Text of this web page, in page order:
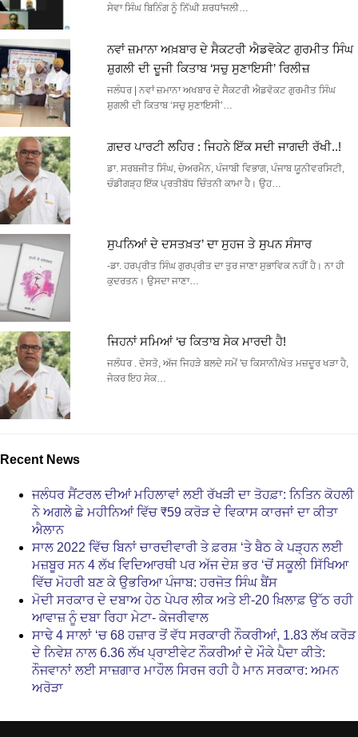
ਸੇਵਾ ਸਿੰਘ ਬਿਨਿੰਗ ਨੂੰ ਨਿੱਘੀ ਸ਼ਰਧਾਂਜਲੀ…
ਨਵਾਂ ਜ਼ਮਾਨਾ ਅਖ਼ਬਾਰ ਦੇ ਸੈਕਟਰੀ ਐਡਵੋਕੇਟ ਗੁਰਮੀਤ ਸਿੰਘ
ਸ਼ੁਗਲੀ ਦੀ ਦੂਜੀ ਕਿਤਾਬ ‘ਸਚੁ ਸੁਣਾਇਸੀ’ ਰਿਲੀਜ਼
ਜਲੰਧਰ | ਨਵਾਂ ਜ਼ਮਾਨਾ ਅਖਬਾਰ ਦੇ ਸੈਕਟਰੀ ਐਡਵੋਕਟ ਗੁਰਮੀਤ ਸਿੰਘ
ਸ਼ੁਗਲੀ ਦੀ ਕਿਤਾਬ ‘ਸਚੁ ਸੁਣਾਇਸੀ’…
ਗ਼ਦਰ ਪਾਰਟੀ ਲਹਿਰ : ਜਿਹਨੇ ਇੱਕ ਸਦੀ ਜਾਗਦੀ ਰੱਖੀ..!
ਡਾ. ਸਰਬਜੀਤ ਸਿੰਘ, ਚੇਅਰਮੈਨ, ਪੰਜਾਬੀ ਵਿਭਾਗ, ਪੰਜਾਬ ਯੂਨੀਵਰਸਿਟੀ,
ਚੰਡੀਗੜ੍ਹ ਇੱਕ ਪ੍ਰਤੀਬੱਧ ਚਿੰਤਨੀ ਕਾਮਾ ਹੈ। ਉਹ…
ਸੁਪਨਿਆਂ ਦੇ ਦਸਤਖ਼ਤ’ ਦਾ ਸੁਹਜ ਤੇ ਸੁਪਨ ਸੰਸਾਰ
-ਡਾ. ਹਰਪ੍ਰੀਤ ਸਿੰਘ ਗੁਰਪ੍ਰੀਤ ਦਾ ਤੁਰ ਜਾਣਾ ਸੁਭਾਵਿਕ ਨਹੀਂ ਹੈ। ਨਾ ਹੀ
ਕੁਦਰਤਨ। ਉਸਦਾ ਜਾਣਾ…
ਜਿਹਨਾਂ ਸਮਿਆਂ ‘ਚ ਕਿਤਾਬ ਸੇਕ ਮਾਰਦੀ ਹੈ!
ਜਲੰਧਰ . ਦੋਸਤੋ, ਅੱਜ ਜਿਹੜੇ ਬਲਦੇ ਸਮੇਂ 'ਚ ਕਿਸਾਨੀ/ਖੇਤ ਮਜ਼ਦੂਰ ਖੜਾ ਹੈ,
ਜੇਕਰ ਇਹ ਸੇਕ…
Recent News
ਜਲੰਧਰ ਸੈਂਟਰਲ ਦੀਆਂ ਮਹਿਲਾਵਾਂ ਲਈ ਰੱਖੜੀ ਦਾ ਤੋਹਫ਼ਾ: ਨਿਤਿਨ ਕੋਹਲੀ
ਨੇ ਅਗਲੇ ਛੇ ਮਹੀਨਿਆਂ ਵਿੱਚ ₹59 ਕਰੋੜ ਦੇ ਵਿਕਾਸ ਕਾਰਜਾਂ ਦਾ ਕੀਤਾ
ਐਲਾਨ
ਸਾਲ 2022 ਵਿੱਚ ਬਿਨਾਂ ਚਾਰਦੀਵਾਰੀ ਤੇ ਫ਼ਰਸ਼ ‘ਤੇ ਬੈਠ ਕੇ ਪੜ੍ਹਨ ਲਈ
ਮਜ਼ਬੂਰ ਸਨ 4 ਲੱਖ ਵਿਦਿਆਰਥੀ ਪਰ ਅੱਜ ਦੇਸ਼ ਭਰ ‘ਚੋਂ ਸਕੂਲੀ ਸਿੱਖਿਆ
ਵਿੱਚ ਮੋਹਰੀ ਬਣ ਕੇ ਉਭਰਿਆ ਪੰਜਾਬ: ਹਰਜੋਤ ਸਿੰਘ ਬੈਂਸ
ਮੋਦੀ ਸਰਕਾਰ ਦੇ ਦਬਾਅ ਹੇਠ ਪੇਪਰ ਲੀਕ ਅਤੇ ਈ-20 ਖ਼ਿਲਾਫ਼ ਉੱਠ ਰਹੀ
ਆਵਾਜ਼ ਨੂੰ ਦਬਾ ਰਿਹਾ ਮੇਟਾ- ਕੇਜਰੀਵਾਲ
ਸਾਢੇ 4 ਸਾਲਾਂ ‘ਚ 68 ਹਜ਼ਾਰ ਤੋਂ ਵੱਧ ਸਰਕਾਰੀ ਨੌਕਰੀਆਂ, 1.83 ਲੱਖ ਕਰੋੜ
ਦੇ ਨਿਵੇਸ਼ ਨਾਲ 6.36 ਲੱਖ ਪ੍ਰਾਈਵੇਟ ਨੌਕਰੀਆਂ ਦੇ ਮੌਕੇ ਪੈਦਾ ਕੀਤੇ:
ਨੌਜਵਾਨਾਂ ਲਈ ਸਾਜ਼ਗਾਰ ਮਾਹੌਲ ਸਿਰਜ ਰਹੀ ਹੈ ਮਾਨ ਸਰਕਾਰ: ਅਮਨ
ਅਰੋੜਾ